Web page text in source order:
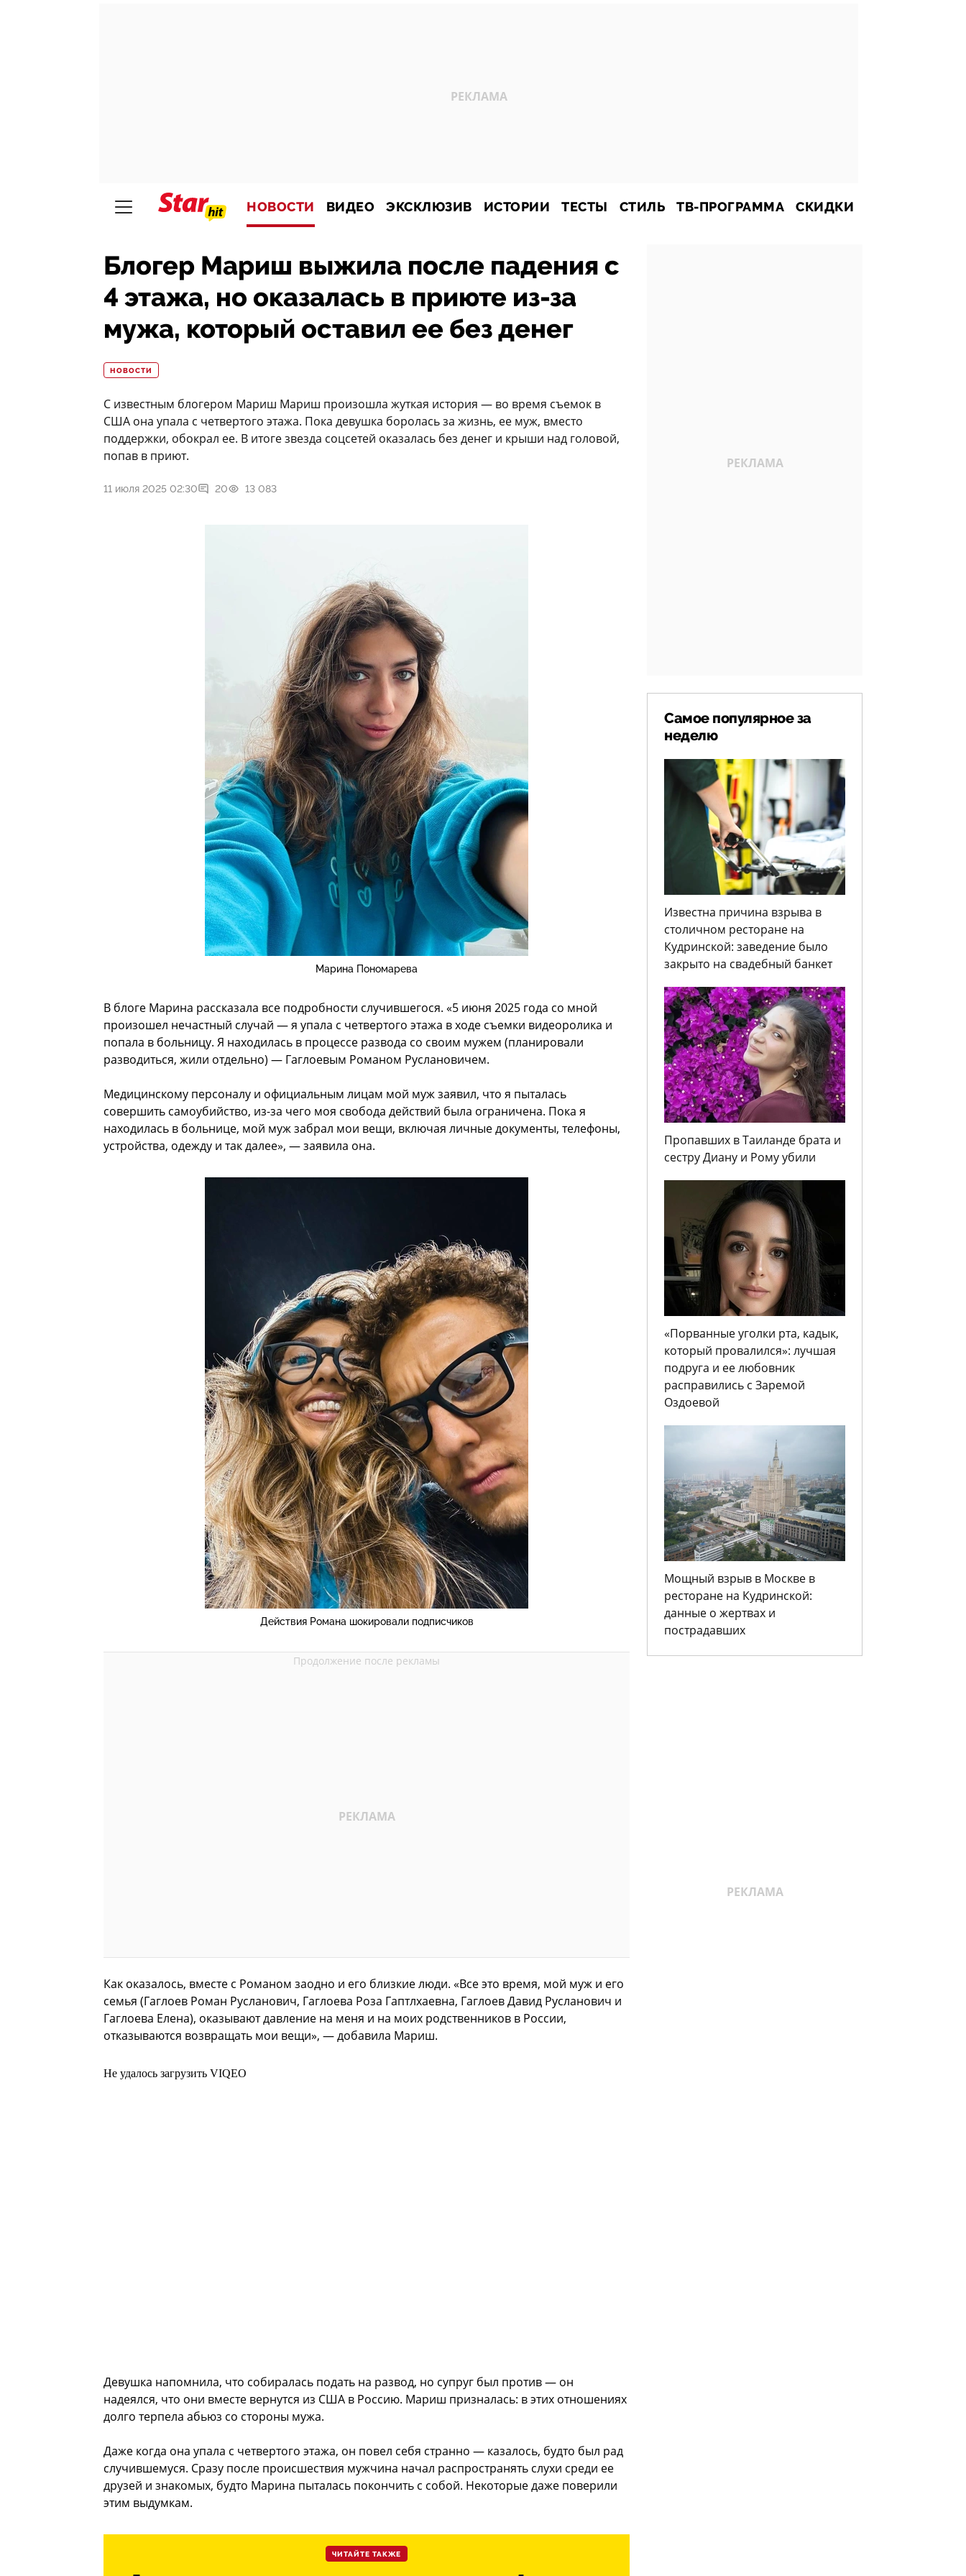
НОВОСТИ ВИДЕО ЭКСКЛЮЗИВ ИСТОРИИ ТЕСТЫ СТИЛЬ ТВ-ПРОГРАММА СКИДКИ
Блогер Мариш выжила после падения с
4 этажа, но оказалась в приюте из-за
мужа, который оставил ее без денег
НОВОСТИ
С известным блогером Мариш Мариш произошла жуткая история — во время съемок в
США она упала с четвертого этажа. Пока девушка боролась за жизнь, ее муж, вместо
поддержки, обокрал ее. В итоге звезда соцсетей оказалась без денег и крыши над головой,
попав в приют.
11 июля 2025 02:30 20 13 083
Марина Пономарева
В блоге Марина рассказала все подробности случившегося. «5 июня 2025 года со мной
произошел нечастный случай — я упала с четвертого этажа в ходе съемки видеоролика и
попала в больницу. Я находилась в процессе развода со своим мужем (планировали
разводиться, жили отдельно) — Гаглоевым Романом Руслановичем.
Медицинскому персоналу и официальным лицам мой муж заявил, что я пыталась
совершить самоубийство, из-за чего моя свобода действий была ограничена. Пока я
находилась в больнице, мой муж забрал мои вещи, включая личные документы, телефоны,
устройства, одежду и так далее», — заявила она.
Действия Романа шокировали подписчиков
Как оказалось, вместе с Романом заодно и его близкие люди. «Все это время, мой муж и его
семья (Гаглоев Роман Русланович, Гаглоева Роза Гаптлхаевна, Гаглоев Давид Русланович и
Гаглоева Елена), оказывают давление на меня и на моих родственников в России,
отказываются возвращать мои вещи», — добавила Мариш.
Не удалось загрузить VIQEO
Девушка напомнила, что собиралась подать на развод, но супруг был против — он
надеялся, что они вместе вернутся из США в Россию. Мариш призналась: в этих отношениях
долго терпела абьюз со стороны мужа.
Даже когда она упала с четвертого этажа, он повел себя странно — казалось, будто был рад
случившемуся. Сразу после происшествия мужчина начал распространять слухи среди ее
друзей и знакомых, будто Марина пыталась покончить с собой. Некоторые даже поверили
этим выдумкам.
ЧИТАЙТЕ ТАКЖЕ
Самое популярное за
неделю
Известна причина взрыва в
столичном ресторане на
Кудринской: заведение было
закрыто на свадебный банкет
Пропавших в Таиланде брата и
сестру Диану и Рому убили
«Порванные уголки рта, кадык,
который провалился»: лучшая
подруга и ее любовник
расправились с Заремой
Оздоевой
Мощный взрыв в Москве в
ресторане на Кудринской:
данные о жертвах и
пострадавших